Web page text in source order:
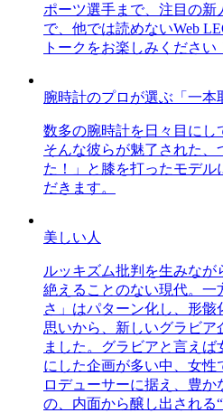
ポーツ選手まで、注目の新
で、他では読めないWeb
トークをお楽しみください
腕時計のプロが選ぶ「一本
数多の腕時計を日々目にし
そんな彼らが魅了された、
た！」と膝を打ったモデル
だきます。
美しい人
ルッキズム批判を生みな
絶えることのない現代。一
さ」はパターン化し、形
思いから、新しいグラビ
ました。グラビアと言えば
にした企画が多い中、女性
ロデューサーに据え、豊
の、内面から醸し出される